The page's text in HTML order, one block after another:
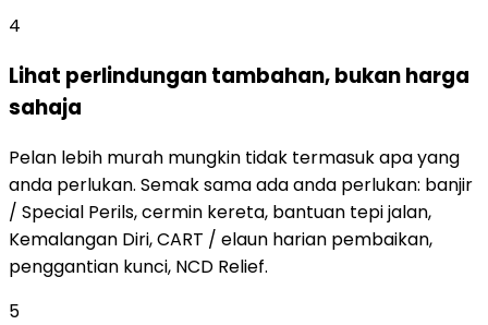
4
Lihat perlindungan tambahan, bukan harga
sahaja
Pelan lebih murah mungkin tidak termasuk apa yang
anda perlukan. Semak sama ada anda perlukan: banjir
/ Special Perils, cermin kereta, bantuan tepi jalan,
Kemalangan Diri, CART / elaun harian pembaikan,
penggantian kunci, NCD Relief.
5